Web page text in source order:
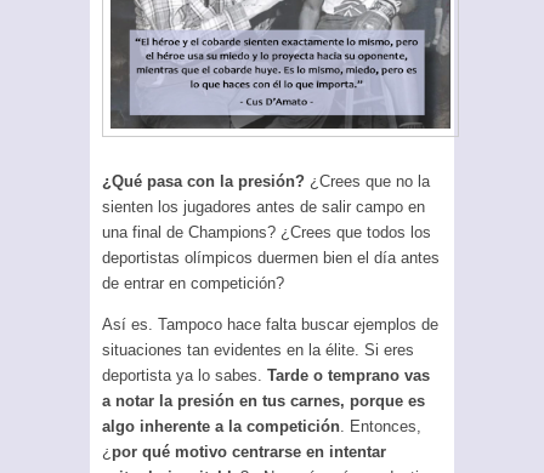
¿Qué pasa con la presión? ¿Crees que no la
sienten los jugadores antes de salir campo en
una final de Champions? ¿Crees que todos los
deportistas olímpicos duermen bien el día antes
de entrar en competición?
Así es. Tampoco hace falta buscar ejemplos de
situaciones tan evidentes en la élite. Si eres
deportista ya lo sabes. Tarde o temprano vas
a notar la presión en tus carnes, porque es
algo inherente a la competición. Entonces,
¿ por qué motivo centrarse en intentar